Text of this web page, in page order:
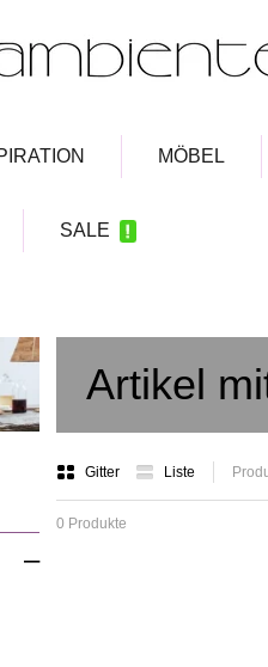
MÖBEL
SALE
Artikel
Gitter Liste
0 Produkte
–